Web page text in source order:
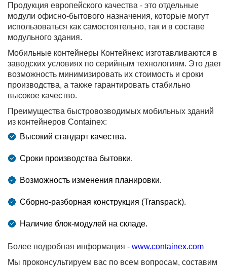
Продукция европейского качества - это отдельные
модули офисно-бытового назначения, которые могут
использоваться как самостоятельно, так и в составе
модульного здания.
Мобильные контейнеры Контейнекс изготавливаются в
заводских условиях по серийным технологиям. Это дает
возможность минимизировать их стоимость и сроки
производства, а также гарантировать стабильно
высокое качество.
Преимущества быстровозводимых мобильных зданий
из контейнеров Containex:
Высокий стандарт качества.
Сроки производства бытовки.
Возможность изменения планировки.
Сборно-разборная конструкция (Transpack).
Наличие блок-модулей на складе.
Более подробная информация - www.containex.com
Мы проконсультируем вас по всем вопросам, составим